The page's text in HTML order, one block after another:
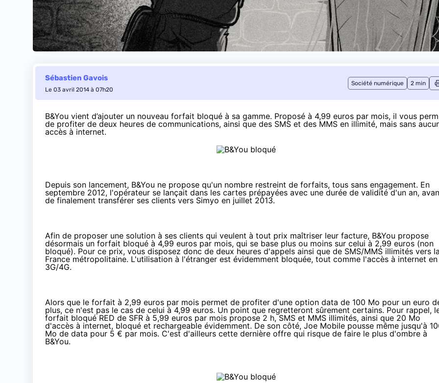
Sébastien Gavois
Le 03 avril 2014 à 07h20
Société numérique 2 min
B&You vient d’ajouter un nouveau forfait bloqué à sa gamme. Proposé à 4,99 euros par mois, il vous
de profiter de deux heures de communications, ainsi que des SMS et des MMS en illimité, mais sans
accès à internet.
Depuis son lancement, B&You ne propose qu'un nombre restreint de forfaits, tous sans engagement. En
septembre 2012, l'opérateur se lançait dans les cartes prépayées avec une durée de validité d'un an,
de finalement transférer ses clients vers Simyo en juillet 2013.
Afin de proposer une solution à ses clients qui veulent à tout prix maîtriser leur facture, B&You propose
désormais un forfait bloqué à 4,99 euros par mois, qui se base plus ou moins sur celui à 2,99 euros (non
bloqué). Pour ce prix, vous disposez donc de deux heures d'appels ainsi que de SMS/MMS illimités vers
France métropolitaine. L'utilisation à l'étranger est évidemment bloquée, tout comme l'accès à internet en
3G/4G.
Alors que le forfait à 2,99 euros par mois permet de profiter d'une option data de 100 Mo pour un euro
plus, ce n'est pas le cas de celui à 4,99 euros. Un point que regretteront sûrement certains. Pour rappel,
forfait bloqué RED de SFR à 5,99 euros par mois propose 2 h, SMS et MMS illimités, ainsi que 20 Mo
d'accès à internet, bloqué et rechargeable évidemment. De son côté, Joe Mobile pousse même jusqu'à
Mo de data pour 5 € par mois. C'est d'ailleurs cette dernière offre qui risque de faire le plus d'ombre à
B&You.